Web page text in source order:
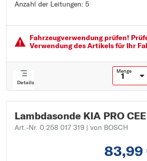
Anzahl der Leitungen: 5
Anzahl der Leitungen: 5
Fahrzeugver­wendung prüfen!
Verwendung des Artikels für Ihr
Details
Menge
Lambdasonde KIA PRO
Art.-Nr. 0 258 017 319 | von BOSCH
83,99